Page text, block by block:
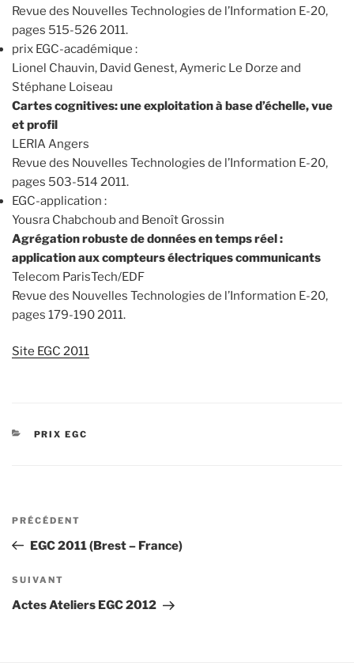
Revue des Nouvelles Technologies de l’Information E-20,
pages 515-526 2011.
prix EGC-académique :
Lionel Chauvin, David Genest, Aymeric Le Dorze and
Stéphane Loiseau
Cartes cognitives: une exploitation à base d’échelle, vue
et profil
LERIA Angers
Revue des Nouvelles Technologies de l’Information E-20,
pages 503-514 2011.
EGC-application :
Yousra Chabchoub and Benoît Grossin
Agrégation robuste de données en temps réel :
application aux compteurs électriques communicants
Telecom ParisTech/EDF
Revue des Nouvelles Technologies de l’Information E-20,
pages 179-190 2011.
Site EGC 2011
CATÉGORIES
PRIX EGC
Navigation
l’article
Article
précédent
PRÉCÉDENT
EGC 2011 (Brest – France)
Article
suivant
SUIVANT
Actes Ateliers EGC 2012